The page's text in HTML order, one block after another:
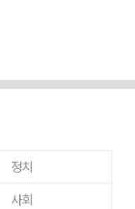
정치
사회